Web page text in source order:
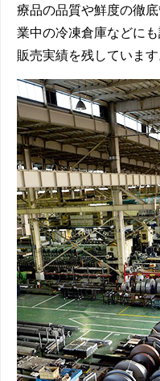
療品の品質や鮮度の徹
業中の冷凍倉庫などに
販売実績を残しています